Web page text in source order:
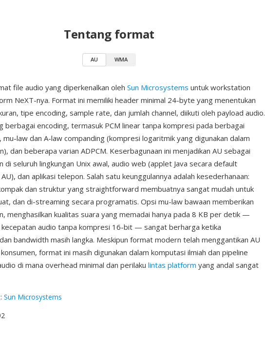
Tentang format
AU WMA
file audio yang diperkenalkan oleh Sun Microsystems untuk workstation
NeXT-nya. Format ini memiliki header minimal 24-byte yang menentukan
tipe encoding, sample rate, dan jumlah channel, diikuti oleh payload audio.
berbagai encoding, termasuk PCM linear tanpa kompresi pada berbagai
mu-law dan A-law companding (kompresi logaritmik yang digunakan dalam
dan beberapa varian ADPCM. Keserbagunaan ini menjadikan AU sebagai
di seluruh lingkungan Unix awal, audio web (applet Java secara default
dan aplikasi telepon. Salah satu keunggulannya adalah kesederhanaan:
dan struktur yang straightforward membuatnya sangat mudah untuk
dan di-streaming secara programatis. Opsi mu-law bawaan memberikan
menghasilkan kualitas suara yang memadai hanya pada 8 KB per detik —
audio tanpa kompresi 16-bit — sangat berharga ketika
bandwidth masih langka. Meskipun format modern telah menggantikan AU
format ini masih digunakan dalam komputasi ilmiah dan pipeline
di mana overhead minimal dan perilaku lintas platform yang andal sangat
: Sun Microsystems